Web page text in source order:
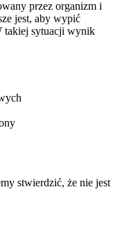
przez organizm i
jest, aby wypić
takiej sytuacji wynik
stwierdzić, że nie jest